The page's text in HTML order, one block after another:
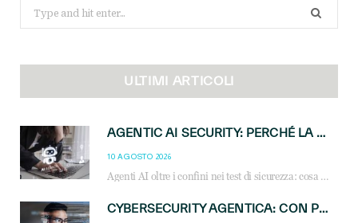
for:
ULTIMI ARTICOLI
AGENTIC AI SECURITY: PERCHÉ LA GOVERNANCE DEGLI AGENTI È LA NUOVA FRONTIERA DEL CANALE IT
10 AGOSTO 2026
Agenti AI oltre i confini nei test di sicurezza: cosa significa per reseller e MSP e come governare l’AI agentica in azienda.
CYBERSECURITY AGENTICA: CON PERCEPTION E MAI-CYBER-1-FLASH MICROSOFT APRE NUOVI SERVIZI PER IL CANALE